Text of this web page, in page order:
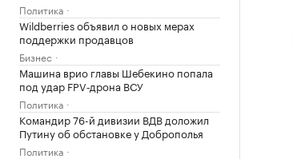
Политика
Wildberries объявил о новых мерах
поддержки продавцов
Бизнес
Машина врио главы Шебекино попала
под удар FPV‑дрона ВСУ
Политика
Командир 76-й дивизии ВДВ доложил
Путину об обстановке у Доброполья
Политика